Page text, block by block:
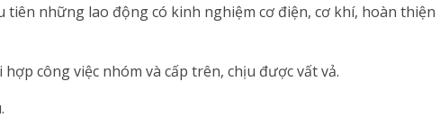
những lao động có kinh nghiệm cơ điện, cơ khí, hoàn thiện
công việc nhóm và cấp trên, chịu được vất vả.